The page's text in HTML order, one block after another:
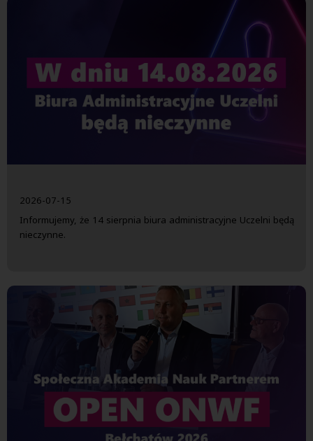
2026-07-15
Informujemy, że 14 sierpnia biura administracyjne Uczelni będą
nieczynne.